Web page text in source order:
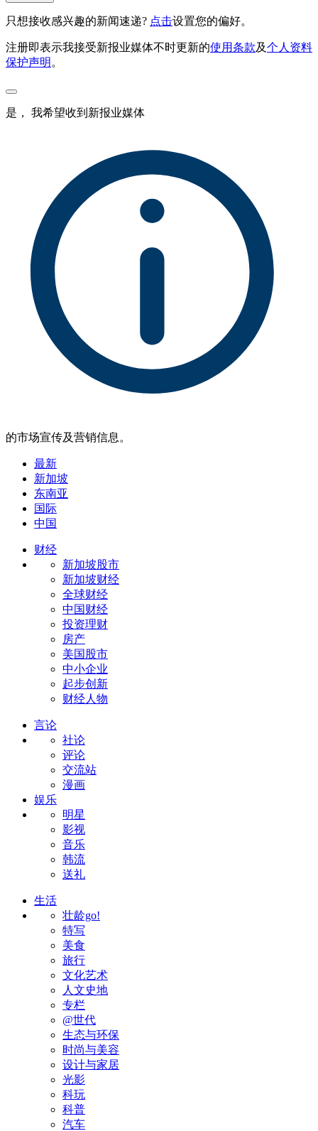
只想接收感兴趣的新闻速递? 点击设置您的偏好。
注册即表示我接受新报业媒体不时更新的使用条款及个人资料
保护声明 。
是， 我希望收到新报业媒体
的市场宣传及营销信息。
最新
新加坡
东南亚
国际
中国
财经
新加坡股市
新加坡财经
全球财经
中国财经
投资理财
房产
美国股市
中小企业
起步创新
财经人物
言论
社论
评论
交流站
漫画
娱乐
明星
影视
音乐
韩流
送礼
生活
壮龄go!
特写
美食
旅行
文化艺术
人文史地
专栏
@世代
生态与环保
时尚与美容
设计与家居
光影
科玩
科普
汽车